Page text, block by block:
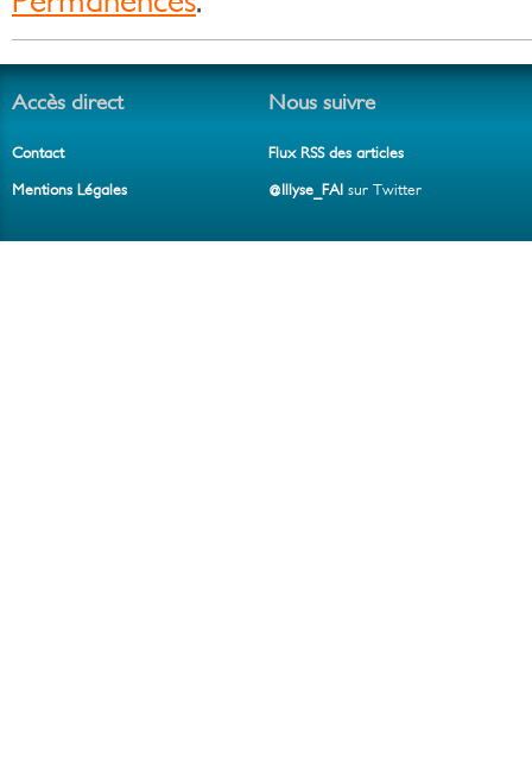
Accès direct
Contact
Mentions Légales
Nous suivre
Flux RSS des articles
@Illyse_FAI sur Twitter